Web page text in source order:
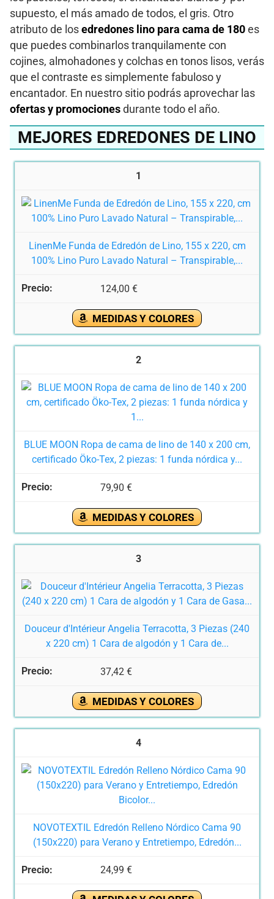
supuesto, el más amado de todos, el gris. Otro
atributo de los edredones lino para cama de 180 es
que puedes combinarlos tranquilamente con
cojines, almohadones y colchas en tonos lisos, verás
que el contraste es simplemente fabuloso y
encantador. En nuestro sitio podrás aprovechar las
ofertas y promociones durante todo el año.
MEJORES EDREDONES DE LINO
1
LinenMe Funda de Edredón de Lino, 155 x 220, cm
100% Lino Puro Lavado Natural – Transpirable,...
124,00 €
MEDIDAS Y COLORES
2
BLUE MOON Ropa de cama de lino de 140 x 200 cm,
certificado Öko-Tex, 2 piezas: 1 funda nórdica y...
79,90 €
MEDIDAS Y COLORES
3
Douceur d'Intérieur Angelia Terracotta, 3 Piezas (240
x 220 cm) 1 Cara de algodón y 1 Cara de...
37,42 €
MEDIDAS Y COLORES
4
NOVOTEXTIL Edredón Relleno Nórdico Cama 90
(150x220) para Verano y Entretiempo, Edredón...
24,99 €